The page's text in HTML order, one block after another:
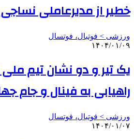
خطیر از مدیرعاملی
ورزشی > فوتبال، فوتسال
۱۴۰۴/۰۱/۰۹
یک تیر و دو نشان تیم
راهیابی به فینال و جام
ورزشی > فوتبال، فوتسال
۱۴۰۴/۰۱/۰۷